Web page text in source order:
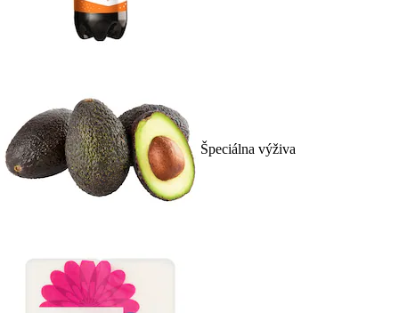
Špeciálna výživa